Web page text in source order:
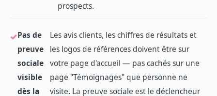
prospects.
Pas de
preuve
sociale
visible
dès la
Les avis clients, les chiffres de résultats et
les logos de références doivent être sur
votre page d'accueil — pas cachés sur une
page "Témoignages" que personne ne
visite. La preuve sociale est le déclencheur